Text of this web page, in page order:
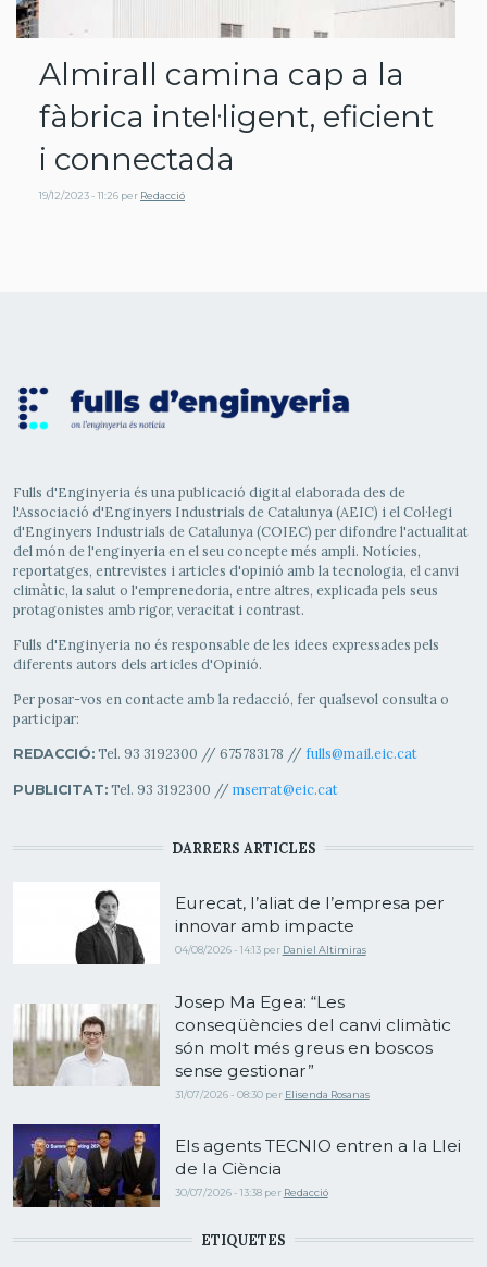
Almirall camina cap a la
fàbrica intel·ligent, eficient
i connectada
19/12/2023 - 11:26 per Redacció
Fulls d'Enginyeria és una publicació digital elaborada des de
l'Associació d'Enginyers Industrials de Catalunya (AEIC) i el Col·legi
d'Enginyers Industrials de Catalunya (COIEC) per difondre l'actualitat
del món de l'enginyeria en el seu concepte més ampli. Notícies,
reportatges, entrevistes i articles d'opinió amb la tecnologia, el canvi
climàtic, la salut o l'emprenedoria, entre altres, explicada pels seus
protagonistes amb rigor, veracitat i contrast.
Fulls d'Enginyeria no és responsable de les idees expressades pels
diferents autors dels articles d'Opinió.
Per posar-vos en contacte amb la redacció, fer qualsevol consulta o
participar:
REDACCIÓ:Tel. 93 3192300 // 675783178 // fulls@mail.eic.cat
PUBLICITAT:Tel. 93 3192300 // mserrat@eic.cat
DARRERS ARTICLES
Eurecat, l’aliat de l’empresa per
innovar amb impacte
04/08/2026 - 14:13 per Daniel Altimiras
Josep Ma Egea: “Les
conseqüències del canvi climàtic
són molt més greus en boscos
sense gestionar”
31/07/2026 - 08:30 per Elisenda Rosanas
Els agents TECNIO entren a la Llei
de la Ciència
30/07/2026 - 13:38 per Redacció
ETIQUETES